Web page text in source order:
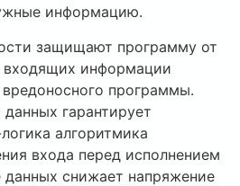
информацию.
защищают программу от
входящих информации
программы.
гарантирует
алгоритмика
входа перед исполнением
снижает напряжение